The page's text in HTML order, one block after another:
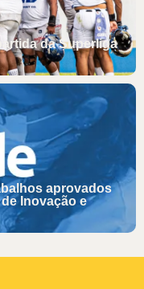
da Superliga
aprovados
Inovação e